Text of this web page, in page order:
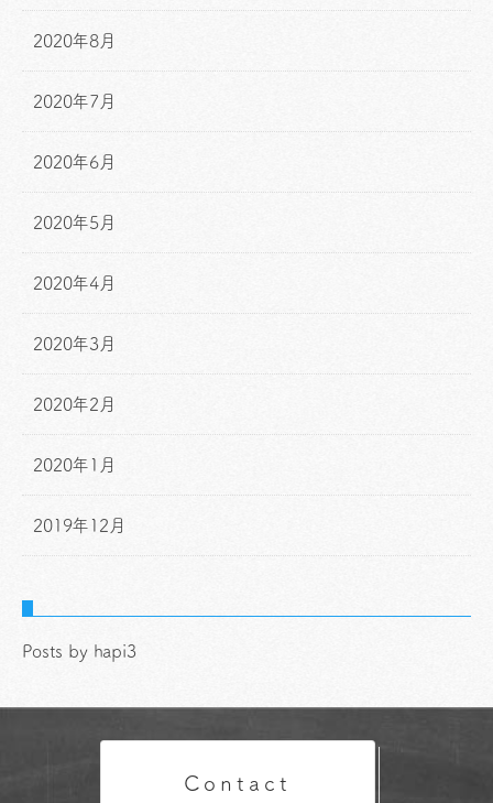
2020年8月
2020年7月
2020年6月
2020年5月
2020年4月
2020年3月
2020年2月
2020年1月
2019年12月
Posts by hapi3
Contact